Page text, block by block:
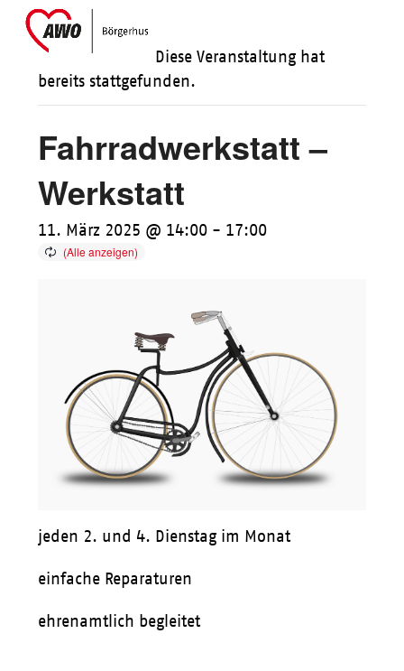
SkipOpen
mobile
Close
mobile
Diese Veranstaltung hat
bereits stattgefunden.
Fahrradwerkstatt –
Werkstatt
11. März 2025 @ 14:00 - 17:00
jeden 2. und 4. Dienstag im Monat
einfache Reparaturen
ehrenamtlich begleitet